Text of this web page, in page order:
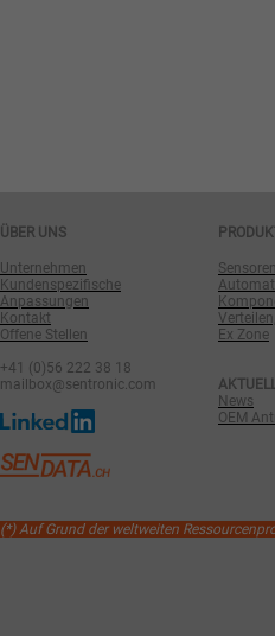
ÜBER UNS
Unternehmen
Kundenspezifische
Anpassungen
Kontakt
Offene Stellen
+41 (0)56 222 38 18
mailbox@sentronic.com
Ex Zone
News
OEM
(*) Auf Grund der weltweiten